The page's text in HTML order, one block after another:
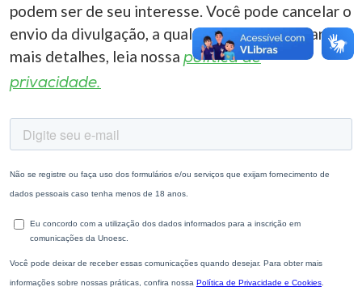
podem ser de seu interesse. Você pode cancelar o
envio da divulgação, a qualquer momento. Para
mais detalhes, leia nossa política de
privacidade.